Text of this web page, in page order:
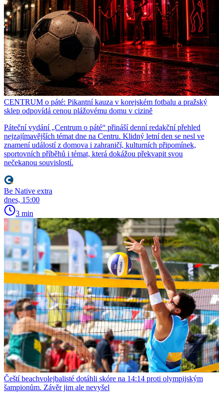
CENTRUM o páté: Pikantní kauza v korejském fotbalu a pražský
sklep odpovídá cenou plážovému domu v cizině
Páteční vydání „Centrum o páté“ přináší denní redakční přehled
nejzajímavějších témat dne na Centru. Klidný letní den se nesl ve
znamení událostí z domova i zahraničí, kulturních připomínek,
sportovních příběhů i témat, která dokážou překvapit svou
nečekanou souvislostí.
Be Native extra
dnes, 15:00
3 min
Čeští beachvolejbalisté dotáhli skóre na 14:14 proti olympijským
šampionům. Závěr jim ale nevyšel